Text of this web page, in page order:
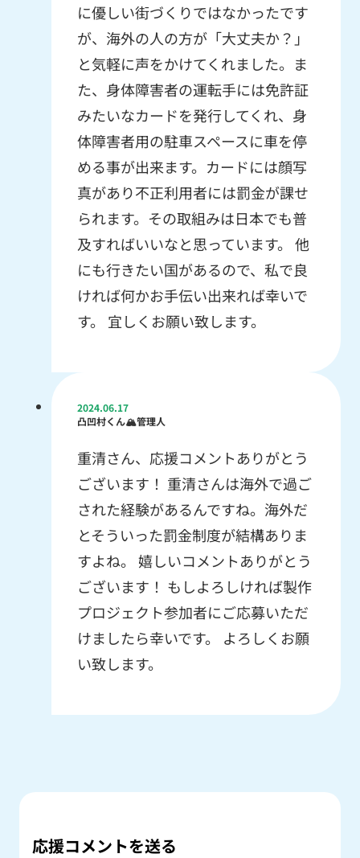
に優しい街づくりではなかったです
が、海外の人の方が「大丈夫か？」
と気軽に声をかけてくれました。ま
た、身体障害者の運転手には免許証
みたいなカードを発行してくれ、身
体障害者用の駐車スペースに車を停
める事が出来ます。カードには顔写
真があり不正利用者には罰金が課せ
られます。その取組みは日本でも普
及すればいいなと思っています。 他
にも行きたい国があるので、私で良
ければ何かお手伝い出来れば幸いで
す。 宜しくお願い致します。
2024.06.17
凸凹村くん🏔管理人
重清さん、応援コメントありがとう
ございます！ 重清さんは海外で過ご
された経験があるんですね。海外だ
とそういった罰金制度が結構ありま
すよね。 嬉しいコメントありがとう
ございます！ もしよろしければ製作
プロジェクト参加者にご応募いただ
けましたら幸いです。 よろしくお願
い致します。
応援コメントを送る